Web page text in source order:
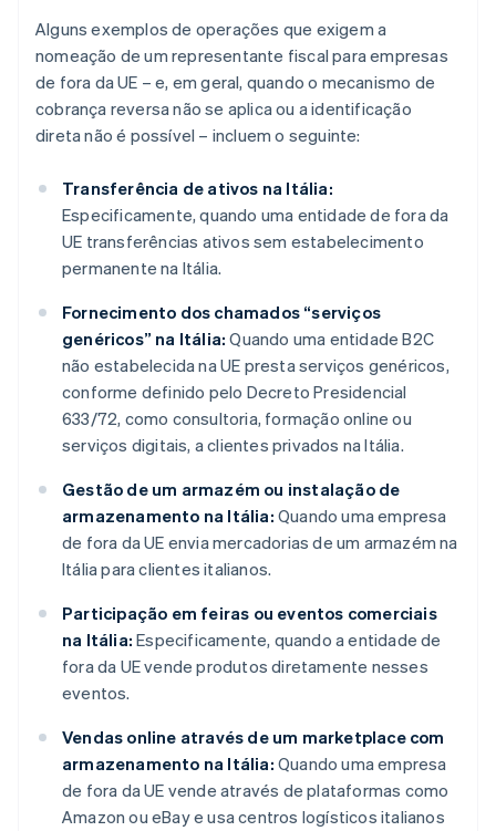
Alguns exemplos de operações que exigem a
nomeação de um representante fiscal para empresas
de fora da UE – e, em geral, quando o mecanismo de
cobrança reversa não se aplica ou a identificação
direta não é possível – incluem o seguinte:
Transferência de ativos na Itália:
Especificamente, quando uma entidade de fora da
UE transferências ativos sem estabelecimento
permanente na Itália.
Fornecimento dos chamados “serviços
genéricos” na Itália: Quando uma entidade B2C
não estabelecida na UE presta serviços genéricos,
conforme definido pelo Decreto Presidencial
633/72, como consultoria, formação online ou
serviços digitais, a clientes privados na Itália.
Gestão de um armazém ou instalação de
armazenamento na Itália: Quando uma empresa
de fora da UE envia mercadorias de um armazém na
Itália para clientes italianos.
Participação em feiras ou eventos comerciais
na Itália: Especificamente, quando a entidade de
fora da UE vende produtos diretamente nesses
eventos.
Vendas online através de um marketplace com
armazenamento na Itália: Quando uma empresa
de fora da UE vende através de plataformas como
Amazon ou eBay e usa centros logísticos italianos